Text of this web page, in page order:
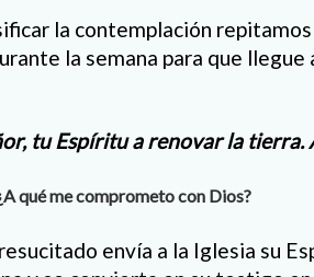
la contemplación
la semana para que
tu Espíritu a renovar la tierra.
qué me comprometo con Dios?
envía a la Iglesia su